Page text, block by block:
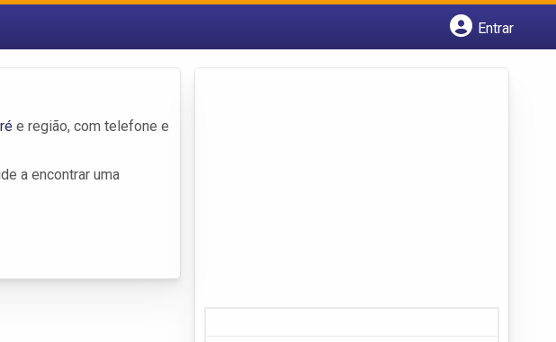
Entrar
e região, com telefone e
a encontrar uma